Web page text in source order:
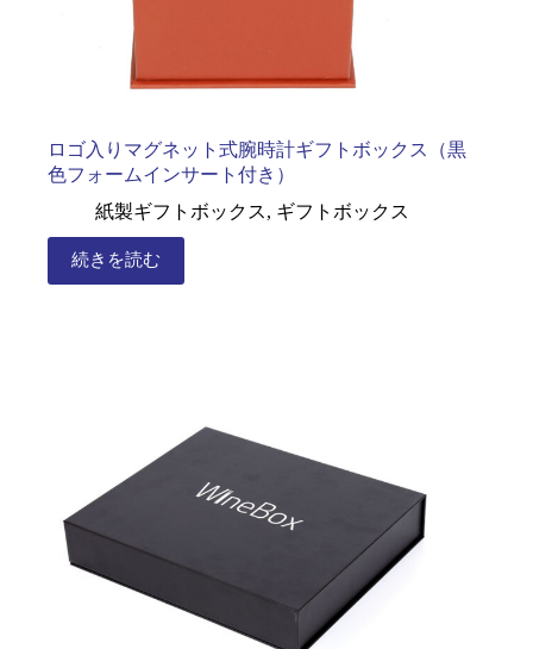
ロゴ入りマグネット式腕時計ギフトボックス（黒
色フォームインサート付き）
紙製ギフトボックス, ギフトボックス
続きを読む